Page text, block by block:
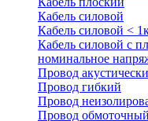
Кабель силовой
Кабель силовой <
Кабель силовой с
номинальное
Провод
Провод гибкий
Провод
Провод обмоточный